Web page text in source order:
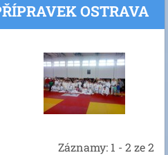
OSTRAVA
Záznamy: 1 - 2 ze 2